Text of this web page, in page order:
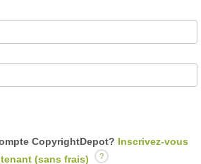
CopyrightDepot? Inscrivez-vous
(sans frais)
?